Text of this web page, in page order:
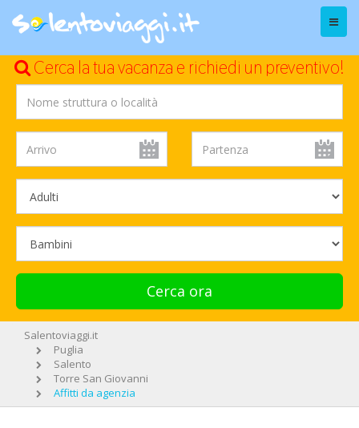
Menu
Cerca la tua vacanza e richiedi un preventivo!
Cerca ora
Salentoviaggi.it
Puglia
Salento
Torre San Giovanni
Affitti da agenzia